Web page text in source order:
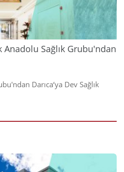
Sağlık Grubu'ndan
Darıca‘ya Dev Sağlık